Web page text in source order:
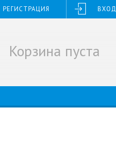
РЕГИСТРАЦИЯ ВХОД
Корзина пуста